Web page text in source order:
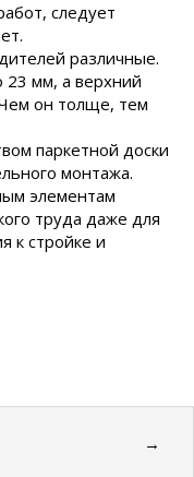
следует
различные.
мм, а верхний
он толще, тем
паркетной доски
монтажа.
элементам
труда даже для
к стройке и
→